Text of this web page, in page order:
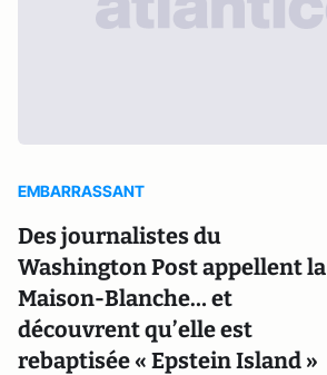
EMBARRASSANT
Des journalistes du
Washington Post appellent la
Maison-Blanche… et
découvrent qu’elle est
rebaptisée « Epstein Island »